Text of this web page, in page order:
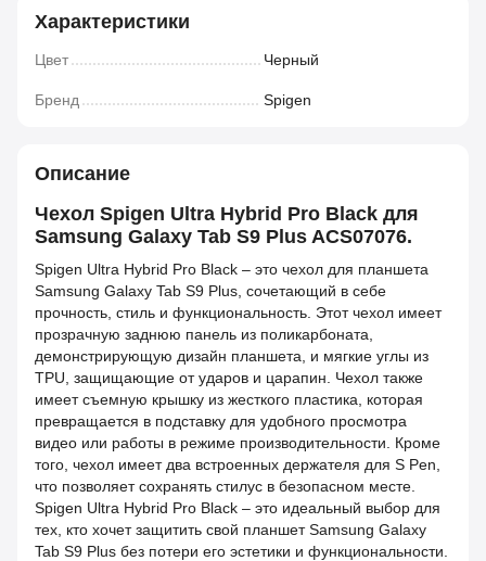
Характеристики
Цвет Черный
Бренд Spigen
Описание
Чехол Spigen Ultra Hybrid Pro Black для
Samsung Galaxy Tab S9 Plus ACS07076.
Spigen Ultra Hybrid Pro Black – это чехол для планшета
Samsung Galaxy Tab S9 Plus, сочетающий в себе
прочность, стиль и функциональность. Этот чехол имеет
прозрачную заднюю панель из поликарбоната,
демонстрирующую дизайн планшета, и мягкие углы из
TPU, защищающие от ударов и царапин. Чехол также
имеет съемную крышку из жесткого пластика, которая
превращается в подставку для удобного просмотра
видео или работы в режиме производительности. Кроме
того, чехол имеет два встроенных держателя для S Pen,
что позволяет сохранять стилус в безопасном месте.
Spigen Ultra Hybrid Pro Black – это идеальный выбор для
тех, кто хочет защитить свой планшет Samsung Galaxy
Tab S9 Plus без потери его эстетики и функциональности.